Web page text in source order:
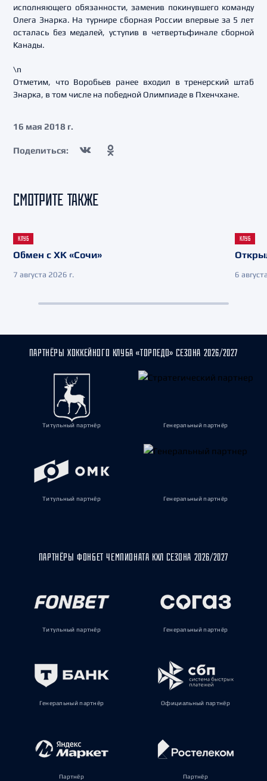
исполняющего обязанности, заменив покинувшего команду
Олега Знарка. На турнире сборная России впервые за 5 лет
осталась без медалей, уступив в четвертьфинале сборной
Канады.
\n
Отметим, что Воробьев ранее входил в тренерский штаб
Знарка, в том числе на победной Олимпиаде в Пхенчхане.
16 мая 2018 г.
Поделиться:
СМОТРИТЕ ТАКЖЕ
КЛУБ
Обмен с ХК «Сочи»
7 августа 2026 г.
КЛУБ
6
ПАРТНЁРЫ ХОККЕЙНОГО КЛУБА «ТОРПЕДО» СЕЗОНА 2026/2027
Титульный партнёр Генеральный партнёр
Титульный партнёр Генеральный партнёр
ПАРТНЁРЫ ФОНБЕТ ЧЕМПИОНАТА КХЛ СЕЗОНА 2026/2027
Титульный партнёр Генеральный партнёр
Генеральный партнёр Официальный партнёр
Партнёр Партнёр